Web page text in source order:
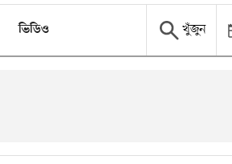
ভিডিও খুঁজুন